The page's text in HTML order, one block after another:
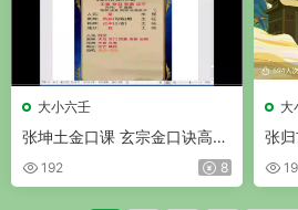
大小六壬
张坤土金口课 玄宗金口诀高级
教案 视频17集
192 8
大
张
学